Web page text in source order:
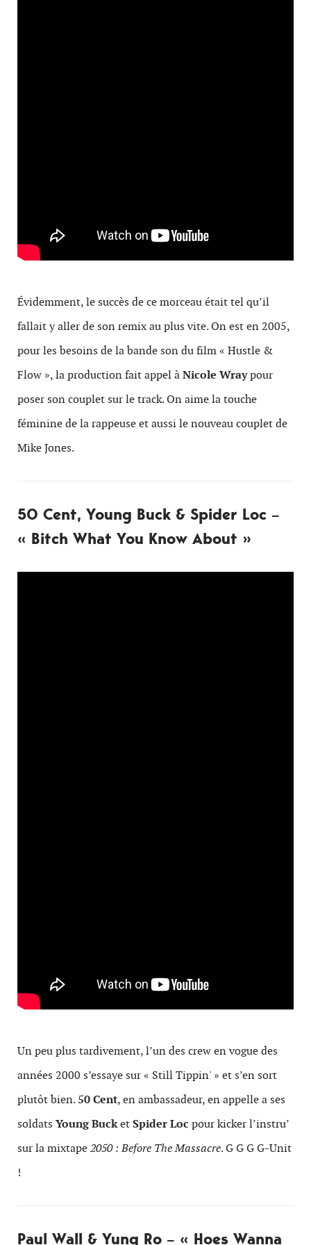
Évidemment, le succès de ce morceau était tel qu’il
fallait y aller de son remix au plus vite. On est en 2005,
pour les besoins de la bande son du film « Hustle &
Flow », la production fait appel àNicole Wraypour
poser son couplet sur le track. On aime la touche
féminine de la rappeuse et aussi le nouveau couplet de
Mike Jones.
50 Cent, Young Buck & Spider Loc –
« Bitch What You Know About »
Un peu plus tardivement, l’un des crew en vogue des
années 2000 s’essaye sur « Still Tippin' » et s’en sort
plutôt bien.50 Cent, en ambassadeur, en appelle a ses
soldats Young BucketSpider Locpour kicker l’instru’
sur la mixtape2050 : Before The Massacre. G G G G-Unit
!
Paul Wall & Yung Ro – « Hoes Wanna